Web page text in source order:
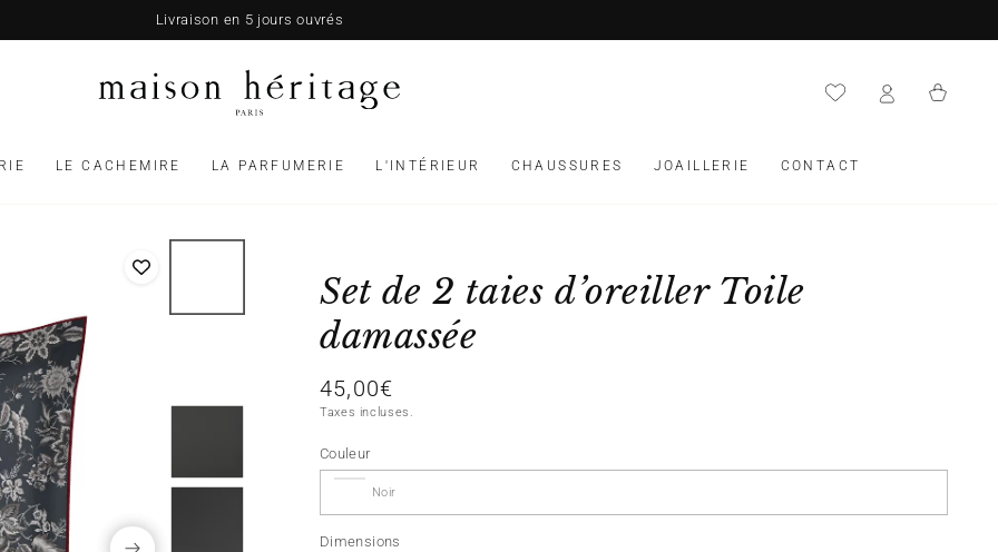
Livraison en 5 jours ouvrés
LE CACHEMIRE LA PARFUMERIE L'INTÉRIEUR CHAUSSURES JOAILLERIE CONTACT
Panier
Set de 2 taies d’oreiller Toile
damassée
Prix
normal
45,00€
Taxes incluses.
Couleur
Dimensions